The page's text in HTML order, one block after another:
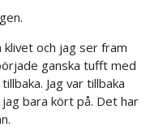
och jag ser fram
ganska tufft med
Jag var tillbaka
bara kört på. Det har